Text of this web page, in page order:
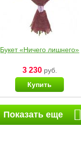
Букет «Ничего лишнего»
3 230руб.
Купить
Показать еще